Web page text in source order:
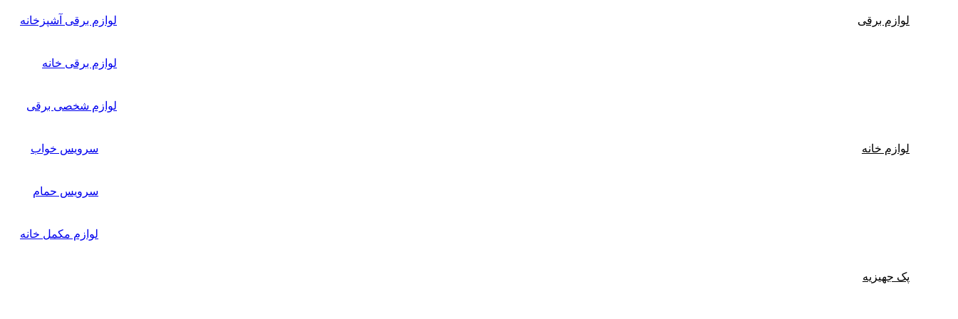
لوازم برقی لوازم برقی آشپزخانه
لوازم برقی خانه
لوازم شخصی برقی
لوازم خانه سرویس خواب
سرویس حمام
لوازم مکمل خانه
پک جهیزیه